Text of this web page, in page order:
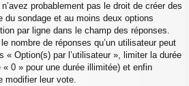
probablement pas le droit de créer des
sondage et au moins deux options
par ligne dans le champ des réponses.
nombre de réponses qu’un utilisateur peut
« Option(s) par l’utilisateur », limiter la durée
0 » pour une durée illimitée) et enfin
modifier leur vote.